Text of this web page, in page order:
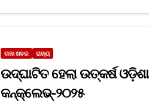
ତାଜା ଖବର ରାଜ୍ୟ
ଉଦ୍‌ଘାଟିତ ହେଲା ଉତ୍କର୍ଷ ଓଡ଼ିଶା
କନ୍‌କ୍ଲେଭ୍‌-୨୦୨୫